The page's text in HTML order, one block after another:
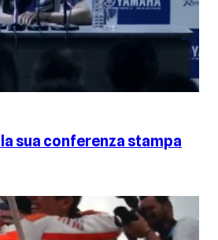
sua conferenza stampa